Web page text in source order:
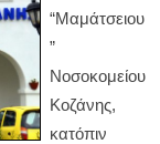
“Μαμάτσειου
”
Νοσοκομείου
Κοζάνης,
κατόπιν